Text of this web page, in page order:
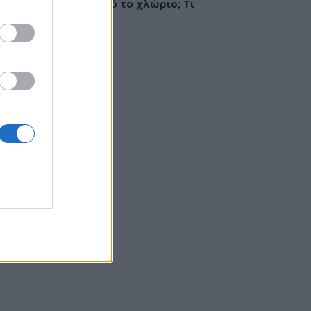
ή ερεθισμός από το χλώριο; Τι